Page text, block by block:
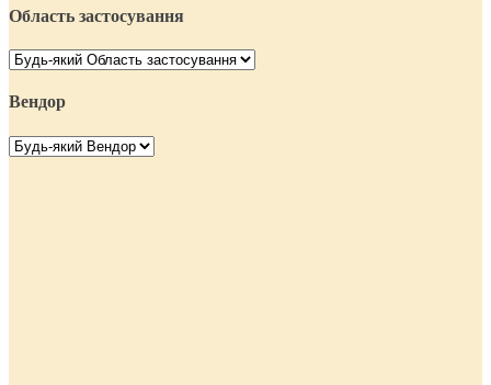
Область застосування
Вендор